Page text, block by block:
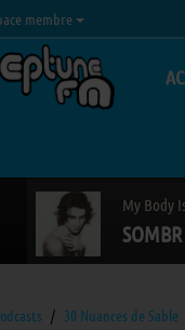
membre
My Body
SOMBR
30 Nuances de Sable